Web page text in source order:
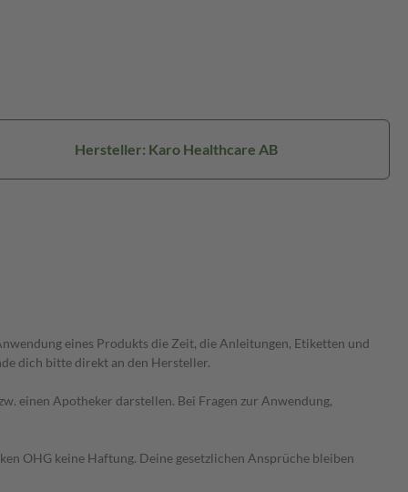
Hersteller: Karo Healthcare AB
eines Produkts die Zeit, die Anleitungen, Etiketten und
dich bitte direkt an den Hersteller.
einen Apotheker darstellen. Bei Fragen zur Anwendung,
OHG keine Haftung. Deine gesetzlichen Ansprüche bleiben